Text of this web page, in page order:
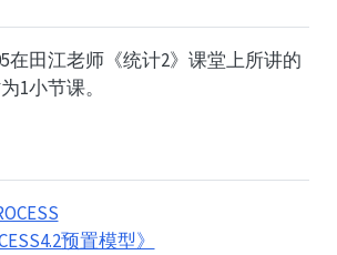
在田江老师《统计2》课堂上所讲的
1小节课。
预置模型》